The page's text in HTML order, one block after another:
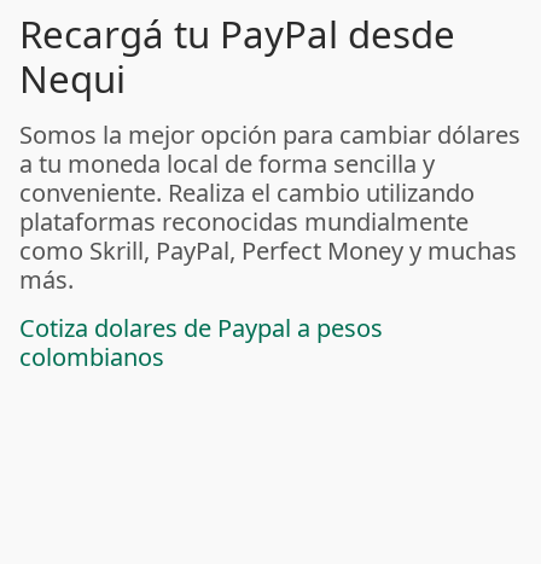
Recargá tu PayPal desde
Nequi
Somos la mejor opción para cambiar dólares
a tu moneda local de forma sencilla y
conveniente. Realiza el cambio utilizando
plataformas reconocidas mundialmente
como Skrill, PayPal, Perfect Money y muchas
más.
Cotiza dolares de Paypal a pesos
colombianos